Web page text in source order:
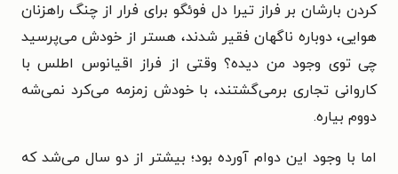
کردن بارشان بر فراز تیرا دل فوئگو برای فرار از چنگ راهزنان
هوایی، دوباره ناگهان فقیر شدند، هستر از خودش می‌پرسید
چی توی وجود من دیده؟ وقتی از فراز اقیانوس اطلس با
کاروانی تجاری برمی‌گشتند، با خودش زمزمه می‌کرد نمی‌شه
دووم بیاره.
اما با وجود این دوام آورده بود؛ بیشتر از دو سال می‌شد که